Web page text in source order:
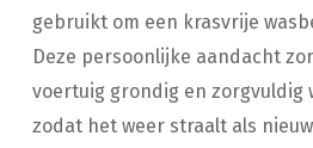
gebruikt om een krasvrije
Deze persoonlijke aandacht
voertuig grondig en zorgvuldig
zodat het weer straalt als